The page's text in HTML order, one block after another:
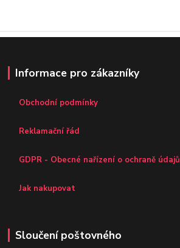
Informace pro zákazníky
Obchodní podmínky
Reklamační řád
GDPR - Obecné nařízení o ochraně údajů
Jak nakupovat
Sloučení poštovného